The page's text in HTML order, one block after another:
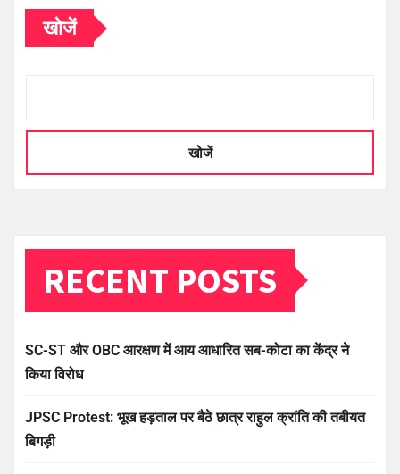
खोजें
खोजें
RECENT POSTS
SC-ST और OBC आरक्षण में आय आधारित सब-कोटा का केंद्र ने
किया विरोध
JPSC Protest: भूख हड़ताल पर बैठे छात्र राहुल क्रांति की तबीयत
बिगड़ी